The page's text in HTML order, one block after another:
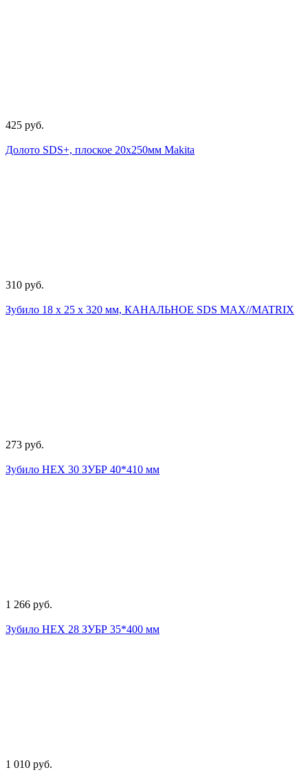
425 руб.
Долото SDS+, плоское 20х250мм Makita
310 руб.
Зубило 18 х 25 х 320 мм, КАНАЛЬНОЕ SDS MАХ//MATRIX
273 руб.
Зубило НЕХ 30 ЗУБР 40*410 мм
1 266 руб.
Зубило НЕХ 28 ЗУБР 35*400 мм
1 010 руб.